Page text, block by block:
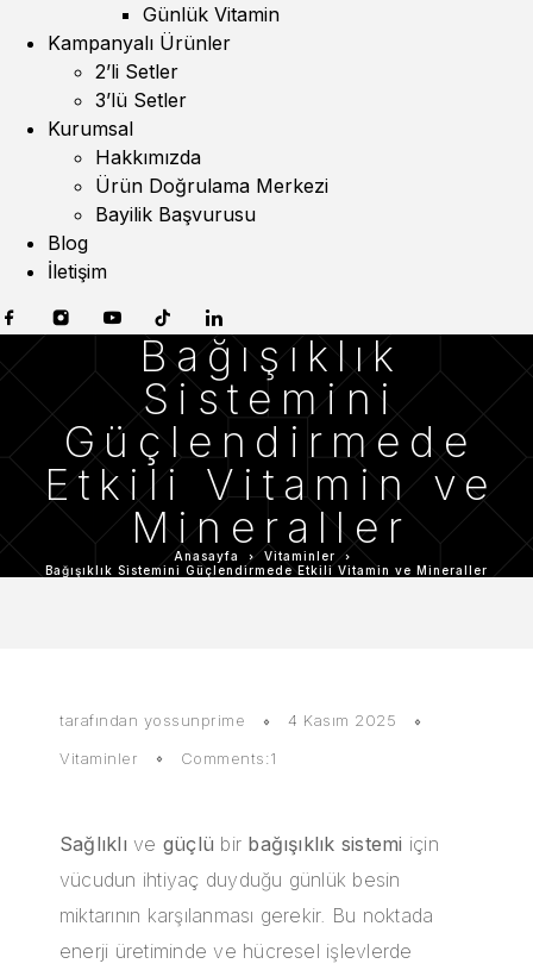
Günlük Vitamin
Kampanyalı Ürünler
2’li Setler
3’lü Setler
Kurumsal
Hakkımızda
Ürün Doğrulama Merkezi
Bayilik Başvurusu
Blog
İletişim
Bağışıklık
Sistemini
Güçlendirmede
Etkili Vitamin ve
Mineraller
Anasayfa
Vitaminler
Bağışıklık Sistemini Güçlendirmede Etkili Vitamin ve Mineraller
tarafından yossunprime
4 Kasım 2025
Vitaminler
Comments:1
Sağlıklı ve güçlü bir bağışıklık sistemi için
vücudun ihtiyaç duyduğu günlük besin
miktarının karşılanması gerekir. Bu noktada
enerji üretiminde ve hücresel işlevlerde